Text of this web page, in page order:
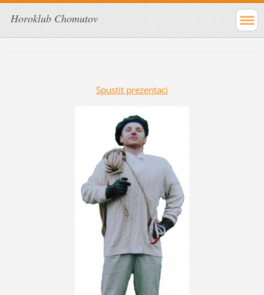
Horoklub Chomutov
Spustit prezentaci